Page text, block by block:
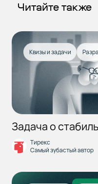
Читайте также
Квизы и задачи
Задача о
Тирекс
Самый зубастый автор